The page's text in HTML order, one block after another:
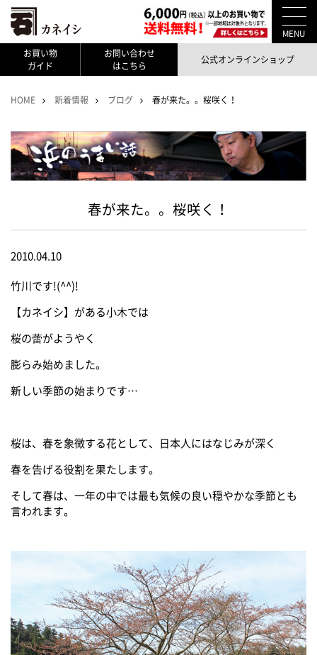
MENU
お買い物
ガイド
お問い合わせ
はこちら
公式オンラインショップ
HOME 新着情報 ブログ 春が来た。。桜咲く！
春が来た。。桜咲く！
2010.04.10
竹川です!(^^)!
【カネイシ】がある小木では
桜の蕾がようやく
膨らみ始めました。
新しい季節の始まりです…
桜は、春を象徴する花として、日本人にはなじみが深く
春を告げる役割を果たします。
そして春は、一年の中では最も気候の良い穏やかな季節とも
言われます。